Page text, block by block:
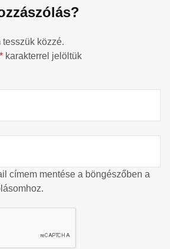
közzé.
* karakterrel jelöltük
címem mentése a böngészőben a